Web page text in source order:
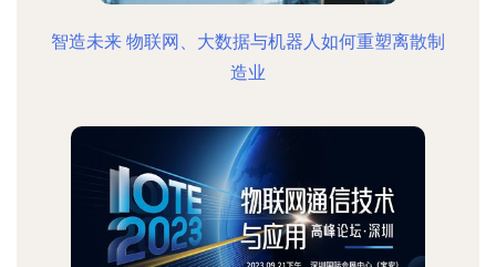
智造未来 物联网、大数据与机器人如何重塑离散制
造业